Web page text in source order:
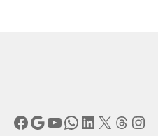
Facebook
Google
YouTube
WhatsApp
LinkedIn
X